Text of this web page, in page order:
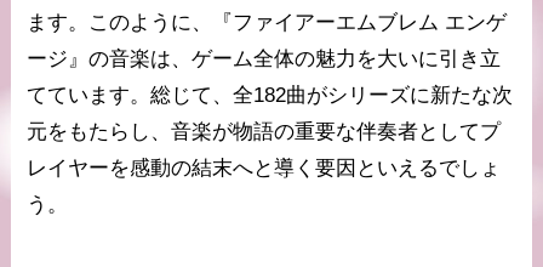
ます。このように、『ファイアーエムブレム エンゲ
ージ』の音楽は、ゲーム全体の魅力を大いに引き立
てています。総じて、全182曲がシリーズに新たな次
元をもたらし、音楽が物語の重要な伴奏者としてプ
レイヤーを感動の結末へと導く要因といえるでしょ
う。